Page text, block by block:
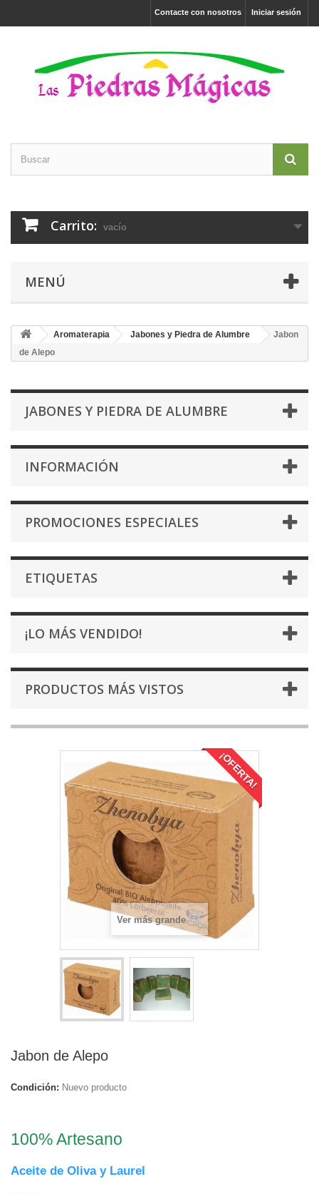
Iniciar sesión
Contacte con nosotros
Carrito: vacío
MENÚ
Aromaterapia Jabones y Piedra de Alumbre
Jabon
de Alepo
JABONES Y PIEDRA DE ALUMBRE
INFORMACIÓN
PROMOCIONES ESPECIALES
ETIQUETAS
¡LO MÁS VENDIDO!
PRODUCTOS MÁS VISTOS
¡OFERTA!
Ver más grande
Jabon de Alepo
Condición: Nuevo producto
100% Artesano
Aceite de Oliva y Laurel